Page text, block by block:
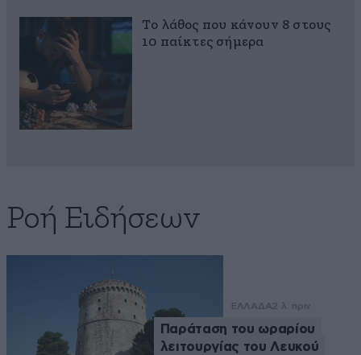
Το λάθος που κάνουν 8 στους
10 παίκτες σήμερα
Ροή Ειδήσεων
ΕΛΛΑΔΑ2 λ. πριν
Παράταση του ωραρίου
λειτουργίας του Λευκού